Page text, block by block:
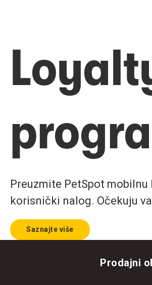
Preuzmite PetSpot
korisnički nalog. Očekuju
Saznajte više
Prodajni